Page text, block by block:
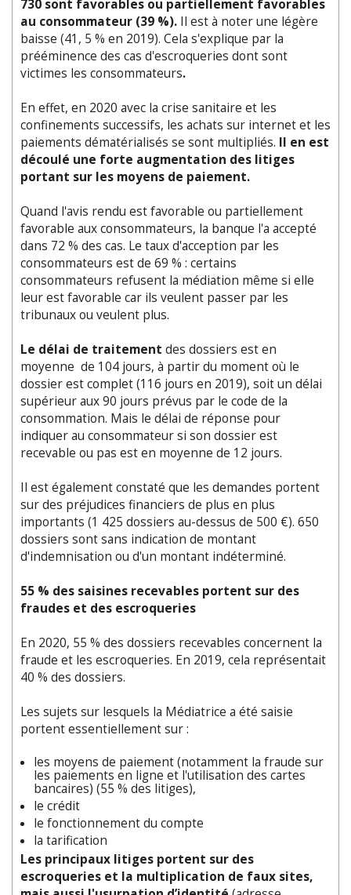
730 sont favorables ou partiellement favorables
au consommateur (39 %). Il est à noter une légère
baisse (41, 5 % en 2019). Cela s'explique par la
prééminence des cas d'escroqueries dont sont
victimes les consommateurs.
En effet, en 2020 avec la crise sanitaire et les
confinements successifs, les achats sur internet et les
paiements dématérialisés se sont multipliés. Il en est
découlé une forte augmentation des litiges
portant sur les moyens de paiement.
Quand l'avis rendu est favorable ou partiellement
favorable aux consommateurs, la banque l'a accepté
dans 72 % des cas. Le taux d'acception par les
consommateurs est de 69 % : certains
consommateurs refusent la médiation même si elle
leur est favorable car ils veulent passer par les
tribunaux ou veulent plus.
Le délai de traitement des dossiers est en
moyenne de 104 jours, à partir du moment où le
dossier est complet (116 jours en 2019), soit un délai
supérieur aux 90 jours prévus par le code de la
consommation. Mais le délai de réponse pour
indiquer au consommateur si son dossier est
recevable ou pas est en moyenne de 12 jours.
Il est également constaté que les demandes portent
sur des préjudices financiers de plus en plus
importants (1 425 dossiers au-dessus de 500 €). 650
dossiers sont sans indication de montant
d'indemnisation ou d'un montant indéterminé.
55 % des saisines recevables portent sur des
fraudes et des escroqueries
En 2020, 55 % des dossiers recevables concernent la
fraude et les escroqueries. En 2019, cela représentait
40 % des dossiers.
Les sujets sur lesquels la Médiatrice a été saisie
portent essentiellement sur :
les moyens de paiement (notamment la fraude sur
les paiements en ligne et l'utilisation des cartes
bancaires) (55 % des litiges),
le crédit
le fonctionnement du compte
la tarification
Les principaux litiges portent sur des
escroqueries et la multiplication de faux sites,